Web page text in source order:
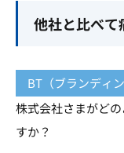
他社と比べて
BT（ブランディ
株式会社さまがど
すか？